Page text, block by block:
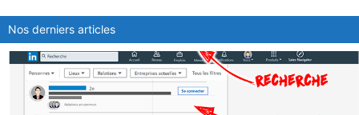
Nos derniers articles